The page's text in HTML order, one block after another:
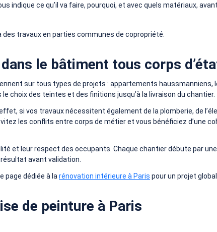
indique ce qu’il va faire, pourquoi, et avec quels matériaux,
des travaux en parties communes de copropriété.
le bâtiment tous corps
sur tous types de projets : appartements haussmanniens,
choix des teintes et des finitions jusqu’à la livraison du chantier.
effet, si vos travaux nécessitent également de la plomberie, de
les conflits entre corps de métier et vous bénéficiez d’une
et leur respect des occupants. Chaque chantier débute par
avant validation.
page dédiée à la rénovation intérieure à Paris pour un projet global.
de peinture à Paris